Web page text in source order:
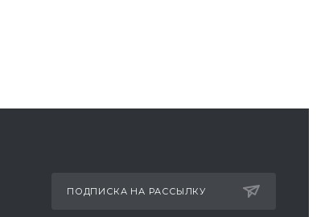
ПОДПИСКА НА РАССЫЛКУ